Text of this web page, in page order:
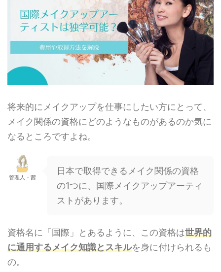
将来的にメイクアップを仕事にしたい方にとって、
メイク関係の資格にどのようなものがあるのか気に
なるところですよね。
管理人・茜
日本で取得できるメイク関係の資格
の1つに、国際メイクアップアーティ
ストがあります。
資格名に「国際」とあるように、この資格は世界的
に通用するメイク知識とスキルを身に付けられるも
の。